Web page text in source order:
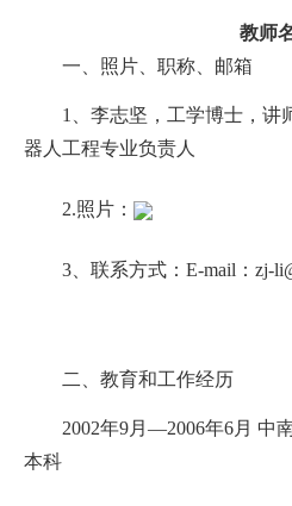
书记信箱
教师
一、 照片、职称、邮箱
1、李志坚，工学博士，讲
器人工程专业负责人
2.照片：
3、联系方式： E-mail ： zj-
二、 教育和工作经历
2002年9月—2006年6月 中
本科